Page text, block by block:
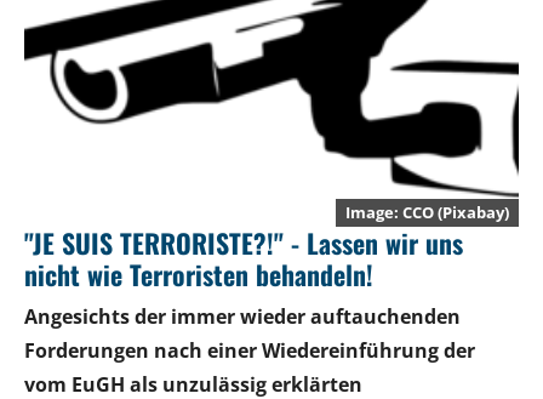
CCO (Pixabay)
"JE SUIS TERRORISTE?!" - Lassen wir uns
nicht wie Terroristen behandeln!
Angesichts der immer wieder auftauchenden
Forderungen nach einer Wiedereinführung der
vom EuGH als unzulässig erklärten